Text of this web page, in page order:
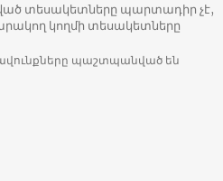
տեսակետները պարտադիր չէ,
կողմի տեսակետները
պաշտպանված են